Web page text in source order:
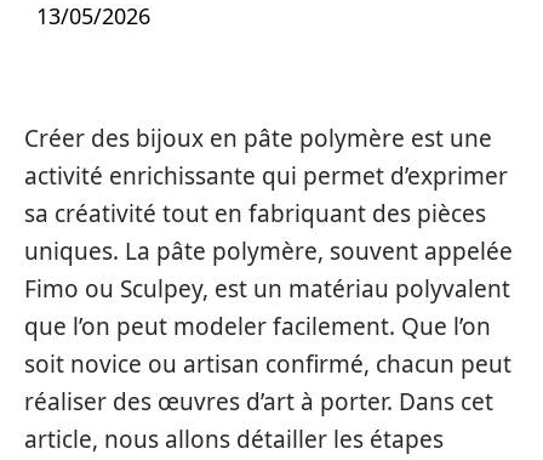
13/05/2026
Créer des bijoux en pâte polymère est une
activité enrichissante qui permet d’exprimer
sa créativité tout en fabriquant des pièces
uniques. La pâte polymère, souvent appelée
Fimo ou Sculpey, est un matériau polyvalent
que l’on peut modeler facilement. Que l’on
soit novice ou artisan confirmé, chacun peut
réaliser des œuvres d’art à porter. Dans cet
article, nous allons détailler les étapes